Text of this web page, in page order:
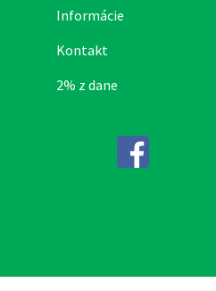
Informácie
Kontakt
2% z dane